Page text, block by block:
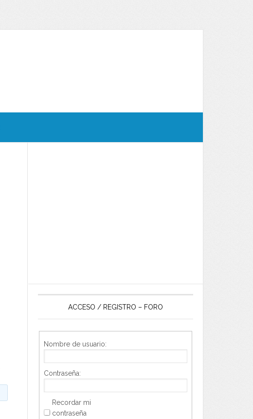
ACCESO / REGISTRO – FORO
Nombre de usuario:
Contraseña:
Recordar mi
contraseña